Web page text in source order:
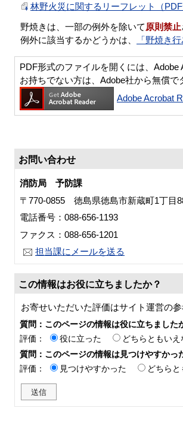
林野火災に関するリーフレット（PDF
野焼きは、一部の例外を除いて 原則禁止
例外に該当するかどうかは、
「野焼き
PDF形式のファイルを開くには、Adobe
お持ちでない方は、Adobe社から無償で
Adobe Acrobat
お問い合わせ
消防局 予防課
〒770-0855 徳島県徳島市新蔵町1丁目
電話番号：088-656-1193
ファクス：088-656-1201
担当課にメールを送る
この情報はお役に立ちましたか？
お寄せいただいた評価はサイト運営の参
質問：このページの情報は役に立ちました
評価：
役に立った どちらともいえ
質問：このページの情報は見つけやすかっ
評価：
見つけやすかった どちら